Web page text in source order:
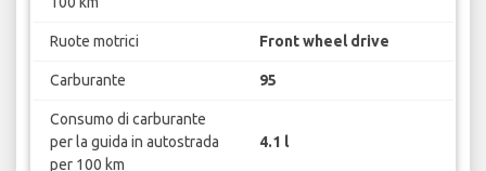
Ruote motrici Front wheel drive
Carburante 95
Consumo di carburante
per la guida in autostrada
per 100 km
4.1 l